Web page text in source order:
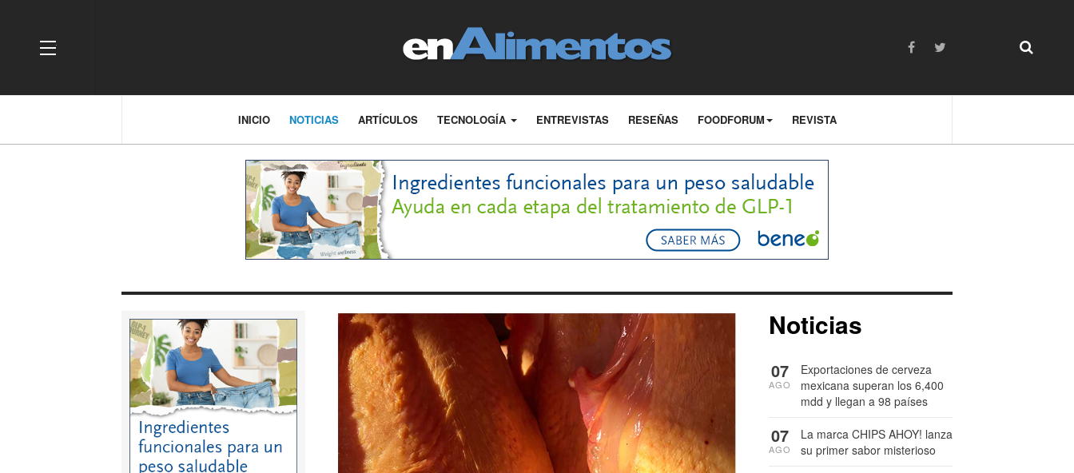
OFF CANVAS
INICIO NOTICIAS ARTÍCULOS TECNOLOGÍA ENTREVISTAS RESEÑAS FOODFORUM REVISTA
Noticias
Exportaciones de cerveza
mexicana superan los 6,400
mdd y llegan a 98 países
07
AGO
La marca CHIPS AHOY! lanza
su primer sabor misterioso
07
AGO